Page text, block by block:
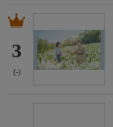
3
(-)